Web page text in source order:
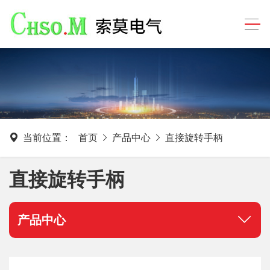
当前位置： 首页 产品中心 直接旋转手柄
直接旋转手柄
产品中心